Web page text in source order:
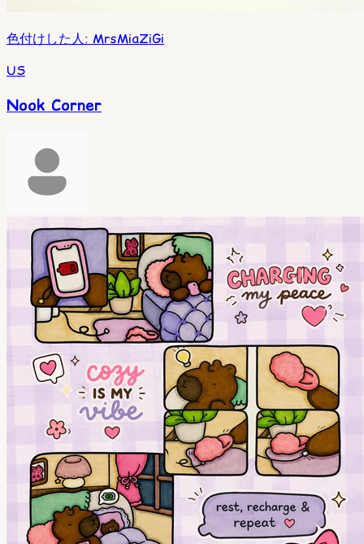
色付けした人: MrsMiaZiGi
US
Nook Corner